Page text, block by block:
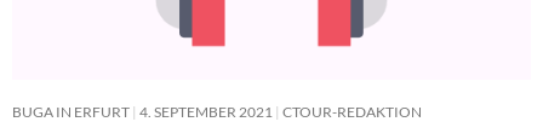
BUGA IN ERFURT 4. SEPTEMBER 2021 CTOUR-REDAKTION